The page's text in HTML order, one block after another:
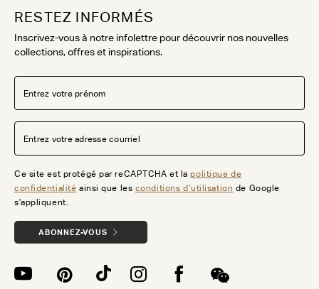
RESTEZ INFORMÉS
Inscrivez-vous à notre infolettre pour découvrir nos nouvelles
collections, offres et inspirations.
Ce site est protégé par reCAPTCHA et lapolitique de
confidentialité ainsi que les conditions d’utilisation de Google
s’appliquent.
ABONNEZ-VOUS